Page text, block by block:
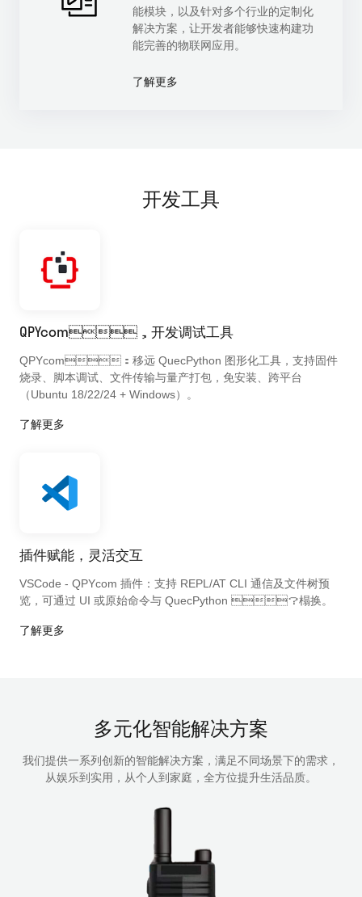
能模块，以及针对多个行业的定制化
解决方案，让开发者能够快速构建功
能完善的物联网应用。
了解更多
开发工具
QPYcom，开发调试工具
QPYcom：移远 QuecPython 图形化工具，支持固件
烧录、脚本调试、文件传输与量产打包，免安装、跨平台
（Ubuntu 18/22/24 + Windows）。
了解更多
插件赋能，灵活交互
VSCode - QPYcom 插件：支持 REPL/AT CLI 通信及文件树预
览，可通过 UI 或原始命令与 QuecPython ？榻换。
了解更多
多元化智能解决方案
我们提供一系列创新的智能解决方案，满足不同场景下的需求，
从娱乐到实用，从个人到家庭，全方位提升生活品质。